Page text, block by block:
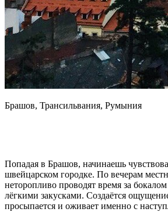
Брашов, Трансильвания, Румыния
Попадая в Брашов, начинаешь
швейцарском городке. По вечерам
неторопливо проводят время за
лёгкими закусками. Создаётся
просыпается и оживает именно с